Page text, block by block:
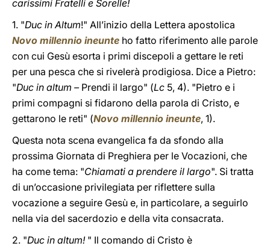
carissimi Fratelli e Sorelle!
1. "Duc in Altum!" All’inizio della Lettera apostolica
Novo millennio ineunte ho fatto riferimento alle parole
con cui Gesù esorta i primi discepoli a gettare le reti
per una pesca che si rivelerà prodigiosa. Dice a Pietro:
"Duc in altum – Prendi il largo" (Lc 5, 4). "Pietro e i
primi compagni si fidarono della parola di Cristo, e
gettarono le reti" (Novo millennio ineunte, 1).
Questa nota scena evangelica fa da sfondo alla
prossima Giornata di Preghiera per le Vocazioni, che
ha come tema: "Chiamati a prendere il largo". Si tratta
di un’occasione privilegiata per riflettere sulla
vocazione a seguire Gesù e, in particolare, a seguirlo
nella via del sacerdozio e della vita consacrata.
2. "Duc in altum! " Il comando di Cristo è